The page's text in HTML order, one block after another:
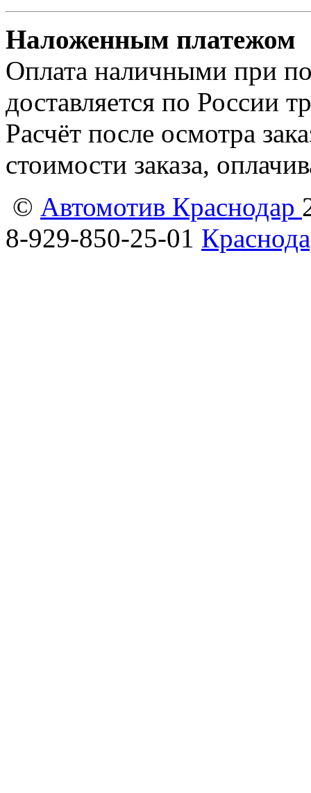
Наложенным платежом
Оплата наличными при
доставляется по России
Расчёт после осмотра
стоимости заказа,
© Автомотив Краснодар
8-929-850-25-01